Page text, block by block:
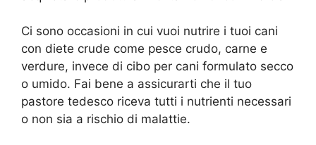
Ci sono occasioni in cui vuoi nutrire i tuoi cani
con diete crude come pesce crudo, carne e
verdure, invece di cibo per cani formulato secco
o umido. Fai bene a assicurarti che il tuo
pastore tedesco riceva tutti i nutrienti necessari
o non sia a rischio di malattie.